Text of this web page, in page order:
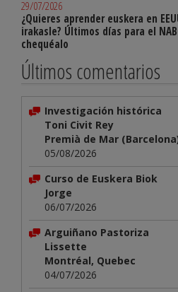
29/07/2026
¿Quieres aprender euskera en
irakasle? Últimos días para el
chequéalo
Últimos comentarios
Investigación histórica
Toni Civit Rey
Premià de Mar
05/08/2026
Curso de Euskera Biok
Jorge
06/07/2026
Arguiñano Pastoriza
Lissette
Montréal, Quebec
04/07/2026